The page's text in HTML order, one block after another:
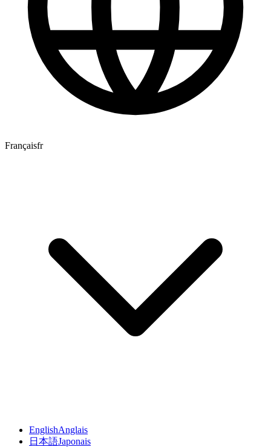
Françaisfr
EnglishAnglais
日本語Japonais